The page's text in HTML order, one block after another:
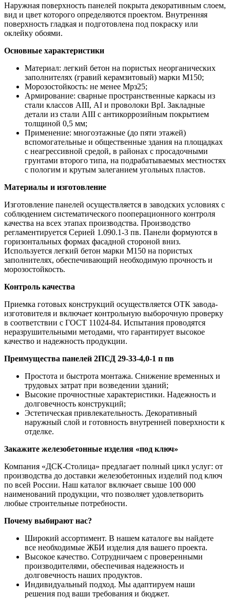
Наружная поверхность панелей покрыта декоративным слоем,
вид и цвет которого определяются проектом. Внутренняя
поверхность гладкая и подготовлена под покраску или
оклейку обоями.
Основные характеристики
Материал: легкий бетон на пористых неорганических
заполнителях (гравий керамзитовый) марки М150;
Морозостойкость: не менее Мрз25;
Армирование: сварные пространственные каркасы из
стали классов АIII, АI и проволоки ВрI. Закладные
детали из стали АIII с антикоррозийным покрытием
толщиной 0,5 мм;
Применение: многоэтажные (до пяти этажей)
вспомогательные и общественные здания на площадках
с неагрессивной средой, в районах с просадочными
грунтами второго типа, на подрабатываемых местностях
с пологим и крутым залеганием угольных пластов.
Материалы и изготовление
Изготовление панелей осуществляется в заводских условиях с
соблюдением систематического пооперационного контроля
качества на всех этапах производства. Производство
регламентируется Серией 1.090.1-3 пв. Панели формуются в
горизонтальных формах фасадной стороной вниз.
Используется легкий бетон марки М150 на пористых
заполнителях, обеспечивающий необходимую прочность и
морозостойкость.
Контроль качества
Приемка готовых конструкций осуществляется ОТК завода-
изготовителя и включает контрольную выборочную проверку
в соответствии с ГОСТ 11024-84. Испытания проводятся
неразрушительными методами, что гарантирует высокое
качество и надежность продукции.
Преимущества панелей 2ПСД 29-33-4,0-1 п пв
Простота и быстрота монтажа. Снижение временных и
трудовых затрат при возведении зданий;
Высокие прочностные характеристики. Надежность и
долговечность конструкций;
Эстетическая привлекательность. Декоративный
наружный слой и готовность внутренней поверхности к
отделке.
Закажите железобетонные изделия «под ключ»
Компания «ДСК-Столица» предлагает полный цикл услуг: от
производства до доставки железобетонных изделий под ключ
по всей России. Наш каталог включает свыше 100 000
наименований продукции, что позволяет удовлетворить
любые строительные потребности.
Почему выбирают нас?
Широкий ассортимент. В нашем каталоге вы найдете
все необходимые ЖБИ изделия для вашего проекта.
Высокое качество. Сотрудничаем с проверенными
производителями, обеспечивая надежность и
долговечность наших продуктов.
Индивидуальный подход. Мы адаптируем наши
решения под ваши требования и бюджет.